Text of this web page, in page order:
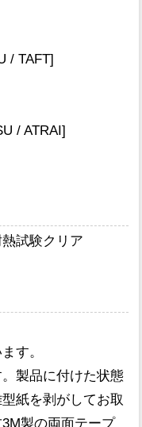
/ TAFT]
/ ATRAI]
試験クリア
す。
製品に付けた状態
紙を剥がしてお取
製の両面テープ